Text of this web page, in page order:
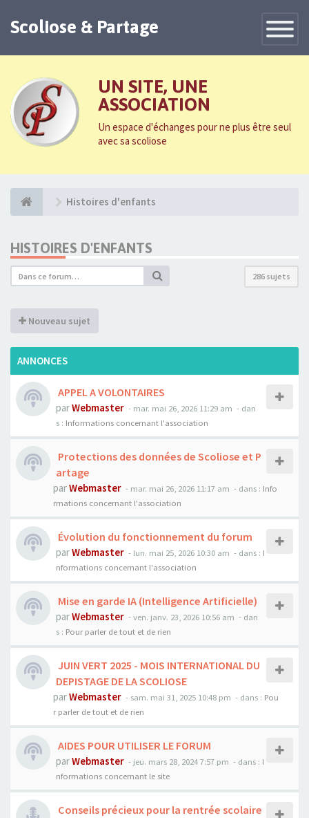
Toggle
Scoliose & Partage
UN SITE, UNE
ASSOCIATION
Un espace d'échanges pour ne plus être seul
avec sa scoliose
Histoires d'enfants
HISTOIRES D'ENFANTS
286 sujets
Nouveau sujet
ANNONCES
APPEL A VOLONTAIRES
parWebmaster - mar. mai 26, 2026 11:29 am - dan
s : Informations concernant l'association
Protections des données de Scoliose et P
artage
parWebmaster - mar. mai 26, 2026 11:17 am - dans : Info
rmations concernant l'association
Évolution du fonctionnement du forum
parWebmaster - lun. mai 25, 2026 10:30 am - dans : I
nformations concernant l'association
Mise en garde IA (Intelligence Artificielle)
parWebmaster - ven. janv. 23, 2026 10:56 am - dan
s : Pour parler de tout et de rien
JUIN VERT 2025 - MOIS INTERNATIONAL DU
DEPISTAGE DE LA SCOLIOSE
parWebmaster - sam. mai 31, 2025 10:48 pm - dans : Pou
r parler de tout et de rien
AIDES POUR UTILISER LE FORUM
parWebmaster - jeu. mars 28, 2024 7:57 pm - dans : I
nformations concernant le site
Conseils précieux pour la rentrée scolaire